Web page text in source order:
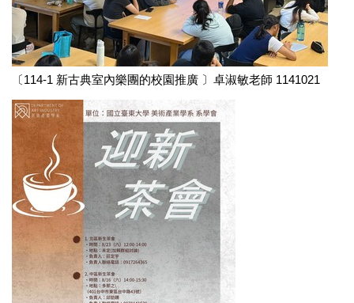
〔114-1 新古典室內樂團的校園推廣 〕卓淑敏老師 1141021